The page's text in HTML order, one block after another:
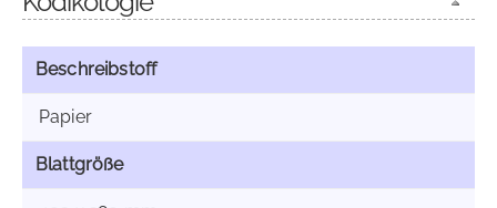
Beschreibstoff
Papier
Blattgröße